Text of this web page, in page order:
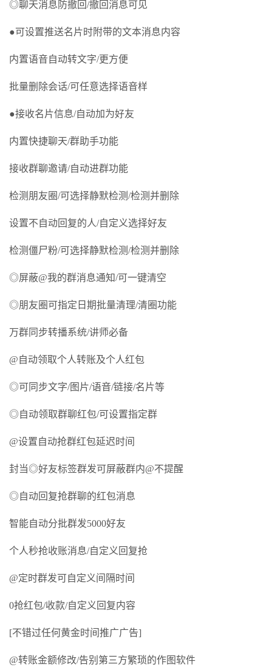
◎聊天消息防撤回/撤回消息可见
●可设置推送名片时附带的文本消息内容
内置语音自动转文字/更方便
批量删除会话/可任意选择语音样
●接收名片信息/自动加为好友
内置快捷聊天/群助手功能
接收群聊邀请/自动进群功能
检测朋友圈/可选择静默检测/检测并删除
设置不自动回复的人/自定义选择好友
检测僵尸粉/可选择静默检测/检测并删除
◎屏蔽@我的群消息通知/可一键清空
◎朋友圈可指定日期批量清理/清圈功能
万群同步转播系统/讲师必备
@自动领取个人转账及个人红包
◎可同步文字/图片/语音/链接/名片等
◎自动领取群聊红包/可设置指定群
@设置自动抢群红包延迟时间
封当◎好友标签群发可屏蔽群内@不提醒
◎自动回复抢群聊的红包消息
智能自动分批群发5000好友
个人秒抢收账消息/自定义回复抢
@定时群发可自定义间隔时间
0抢红包/收款/自定义回复内容
[不错过任何黄金时间推广广告]
@转账金额修改/告别第三方繁琐的作图软件